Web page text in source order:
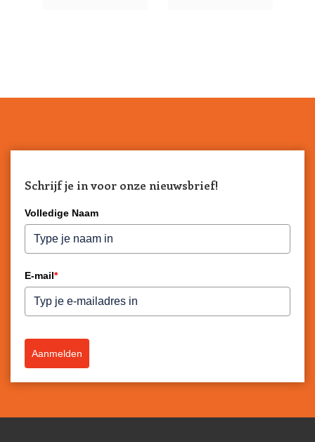
Schrijf je in voor onze nieuwsbrief!
Volledige Naam
E-mail*
Aanmelden